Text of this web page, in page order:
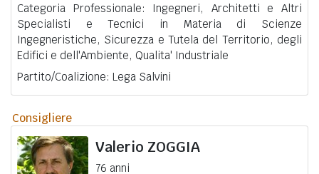
Categoria Professionale: Ingegneri, Architetti e Altri
Specialisti e Tecnici in Materia di Scienze
Ingegneristiche, Sicurezza e Tutela del Territorio, degli
Edifici e dell'Ambiente, Qualita' Industriale
Partito/Coalizione: Lega Salvini
Consigliere
Valerio ZOGGIA
76 anni